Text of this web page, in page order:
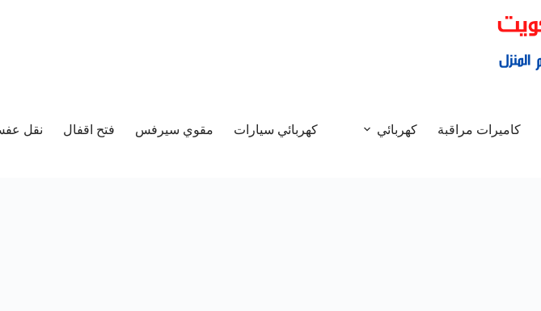
كاميرات مراقبة كهربائي كهربائي سيارات مقوي سيرفس فتح اقفال نقل